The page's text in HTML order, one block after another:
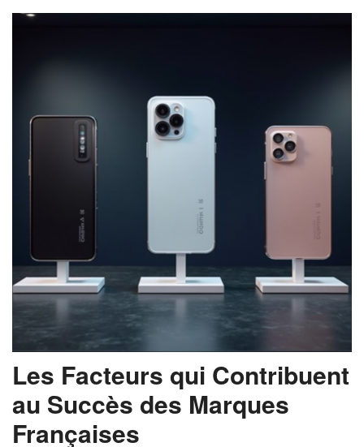
Les Facteurs qui Contribuent
au Succès des Marques
Françaises